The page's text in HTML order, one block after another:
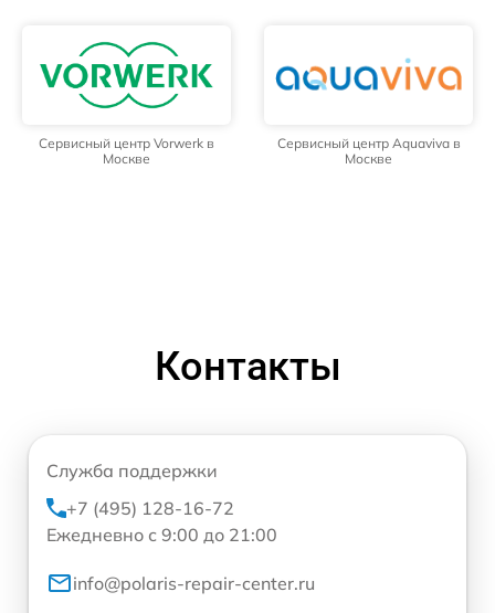
Сервисный центр Vorwerk в
Москве
Сервисный центр Aquaviva в
Москве
Контакты
Служба поддержки
+7 (495) 128-16-72
Ежедневно с 9:00 до 21:00
info@polaris-repair-center.ru